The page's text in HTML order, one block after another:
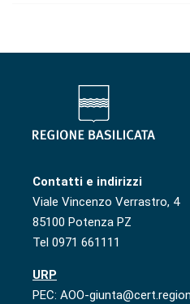
Contatti e indirizzi
Viale Vincenzo Verrastro, 4
85100 Potenza PZ
Tel 0971 661111
URP
PEC: AOO-